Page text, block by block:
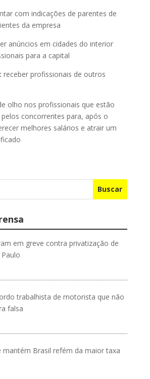
com indicações de parentes de
da empresa
anúncios em cidades do interior
para a capital
receber profissionais de outros
olho nos profissionais que estão
concorrentes para, após o
melhores salários e atrair um
Buscar
em greve contra privatização de
trabalhista de motorista que não
falsa
mantém Brasil refém da maior taxa